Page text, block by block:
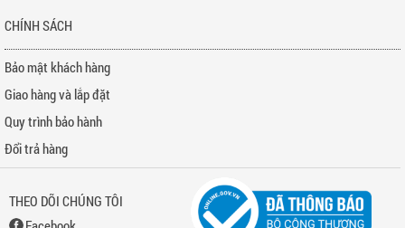
CHÍNH SÁCH
Bảo mật khách hàng
Giao hàng và lắp đặt
Quy trình bảo hành
Đổi trả hàng
THEO DÕI CHÚNG TÔI